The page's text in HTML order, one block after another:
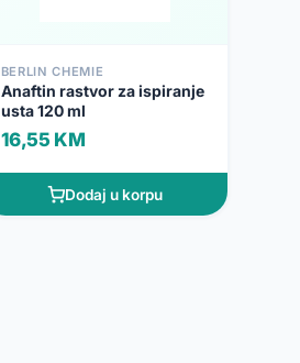
BERLIN CHEMIE
Anaftin rastvor za ispiranje
usta 120 ml
16,55 KM
Dodaj u korpu